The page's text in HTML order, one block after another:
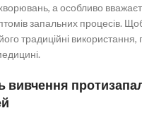
а особливо
запальних процесів.
традиційні використання,
вивчення